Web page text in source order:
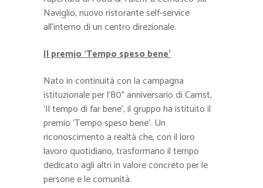
Naviglio, nuovo ristorante self-service
all’interno di un centro direzionale.
Il premio ‘Tempo speso bene’
Nato in continuità con la campagna
istituzionale per l’80° anniversario di Camst,
‘Il tempo di far bene’, il gruppo ha istituito il
premio ‘Tempo speso bene’. Un
riconoscimento a realtà che, con il loro
lavoro quotidiano, trasformano il tempo
dedicato agli altri in valore concreto per le
persone e le comunità.